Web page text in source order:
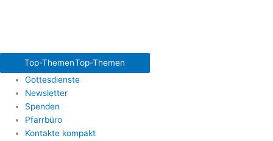
Top-ThemenTop-Themen
Gottesdienste
Newsletter
Spenden
Pfarrbüro
Kontakte kompakt